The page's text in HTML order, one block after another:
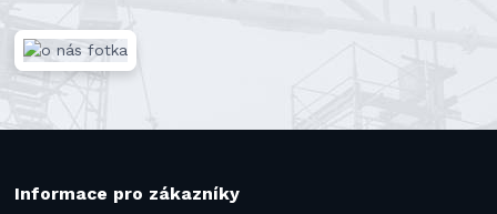
Informace pro zákazníky